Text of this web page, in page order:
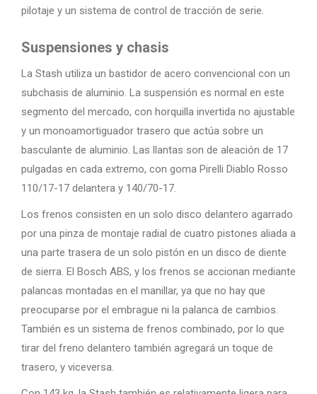
pilotaje y un sistema de control de tracción de serie.
Suspensiones y chasis
La Stash utiliza un bastidor de acero convencional con un
subchasis de aluminio. La suspensión es normal en este
segmento del mercado, con horquilla invertida no ajustable
y un monoamortiguador trasero que actúa sobre un
basculante de aluminio. Las llantas son de aleación de 17
pulgadas en cada extremo, con goma Pirelli Diablo Rosso
110/17-17 delantera y 140/70-17.
Los frenos consisten en un solo disco delantero agarrado
por una pinza de montaje radial de cuatro pistones aliada a
una parte trasera de un solo pistón en un disco de diente
de sierra. El Bosch ABS, y los frenos se accionan mediante
palancas montadas en el manillar, ya que no hay que
preocuparse por el embrague ni la palanca de cambios.
También es un sistema de frenos combinado, por lo que
tirar del freno delantero también agregará un toque de
trasero, y viceversa.